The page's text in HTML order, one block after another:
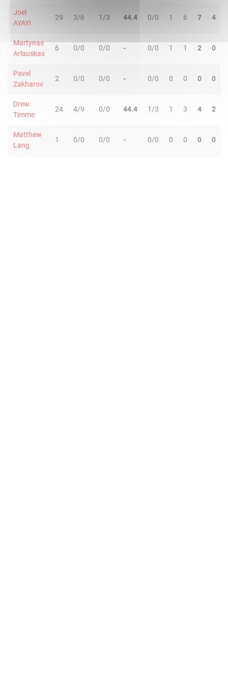
Joel
AYAYI
29 3/6 1/3 44.4 0/0 1 6 7 4
Martynas
Arlauskas
6 0/0 0/0 - 0/0 1 1 2 0
Pavel
Zakharov
2 0/0 0/0 - 0/0 0 0 0 0
Drew
Timme
24 4/9 0/0 44.4 1/3 1 3 4 2
Matthew
Lang
1 0/0 0/0 - 0/0 0 0 0 0